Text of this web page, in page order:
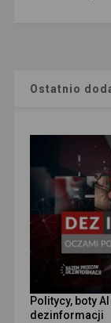
Ostatnio
Politycy, boty
dezinformacji